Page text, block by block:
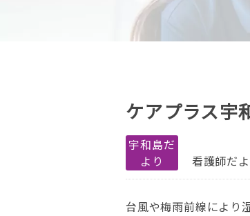
ケアプラス
宇和島だ
より
看護師だ
台風や梅雨前線により